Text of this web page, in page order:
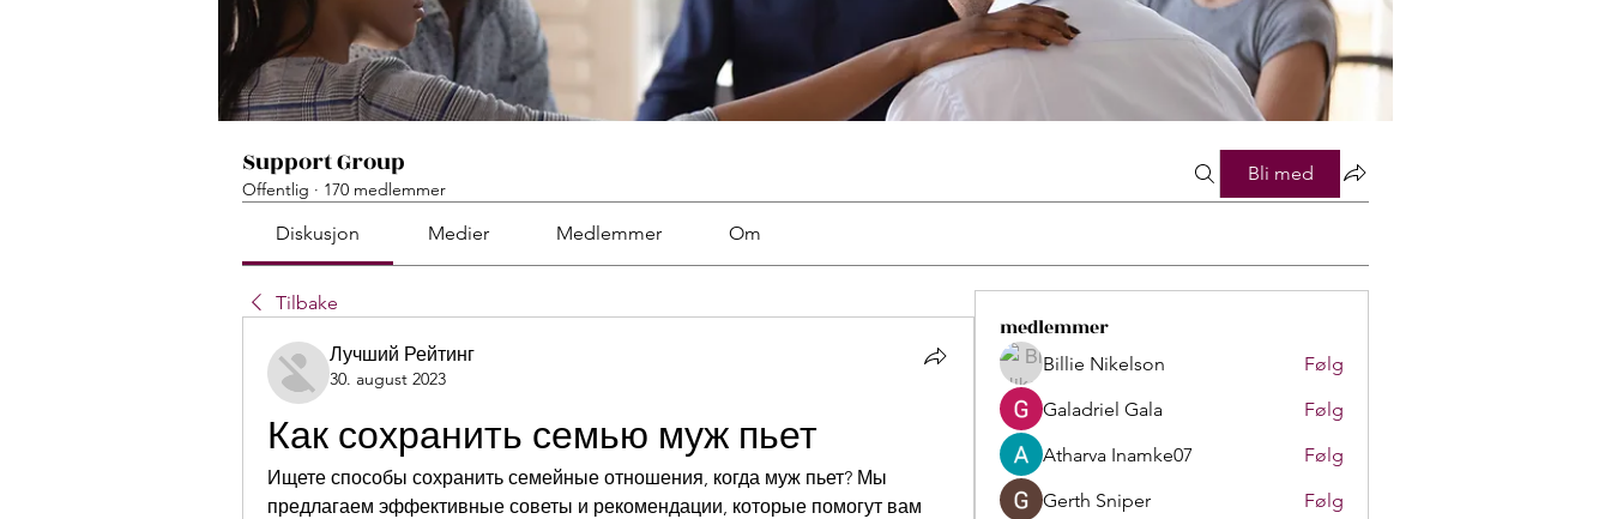
Support Group
Offentlig · 170 medlemmer
Bli med
Diskusjon Medier Medlemmer Om
Tilbake
Лучший Рейтинг
30. august 2023
Как сохранить семью муж пьет
Ищете способы сохранить семейные отношения, когда муж пьет? Мы
предлагаем эффективные советы и рекомендации, которые помогут вам
medlemmer
Billie Nikelson
Følg
Galadriel Gala
Følg
Atharva Inamke07
Følg
Gerth Sniper
Følg